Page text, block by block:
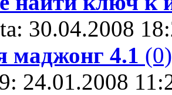
30.04.2008
маджонг 4.1 (0)
24.01.2008